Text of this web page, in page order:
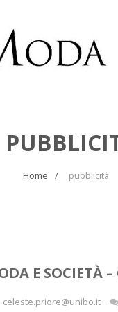
Home pubblicità
E SOCIETÀ
celeste.priore@unibo.it